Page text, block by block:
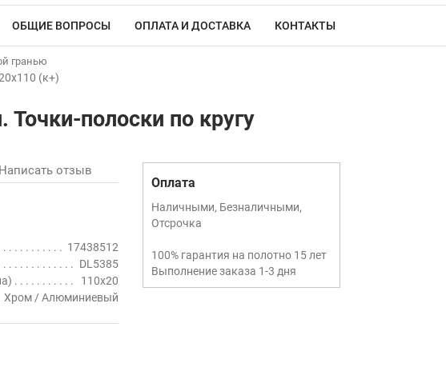
ОБЩИЕ ВОПРОСЫ ОПЛАТА И ДОСТАВКА КОНТАКТЫ
гранью
(к+)
Точки-полоски по кругу
Написать отзыв
17438512
DL5385
110x20
Хром / Алюминиевый
Оплата
Наличными, Безналичными,
Отсрочка
100% гарантия на полотно 15 лет
Выполнение заказа 1-3 дня